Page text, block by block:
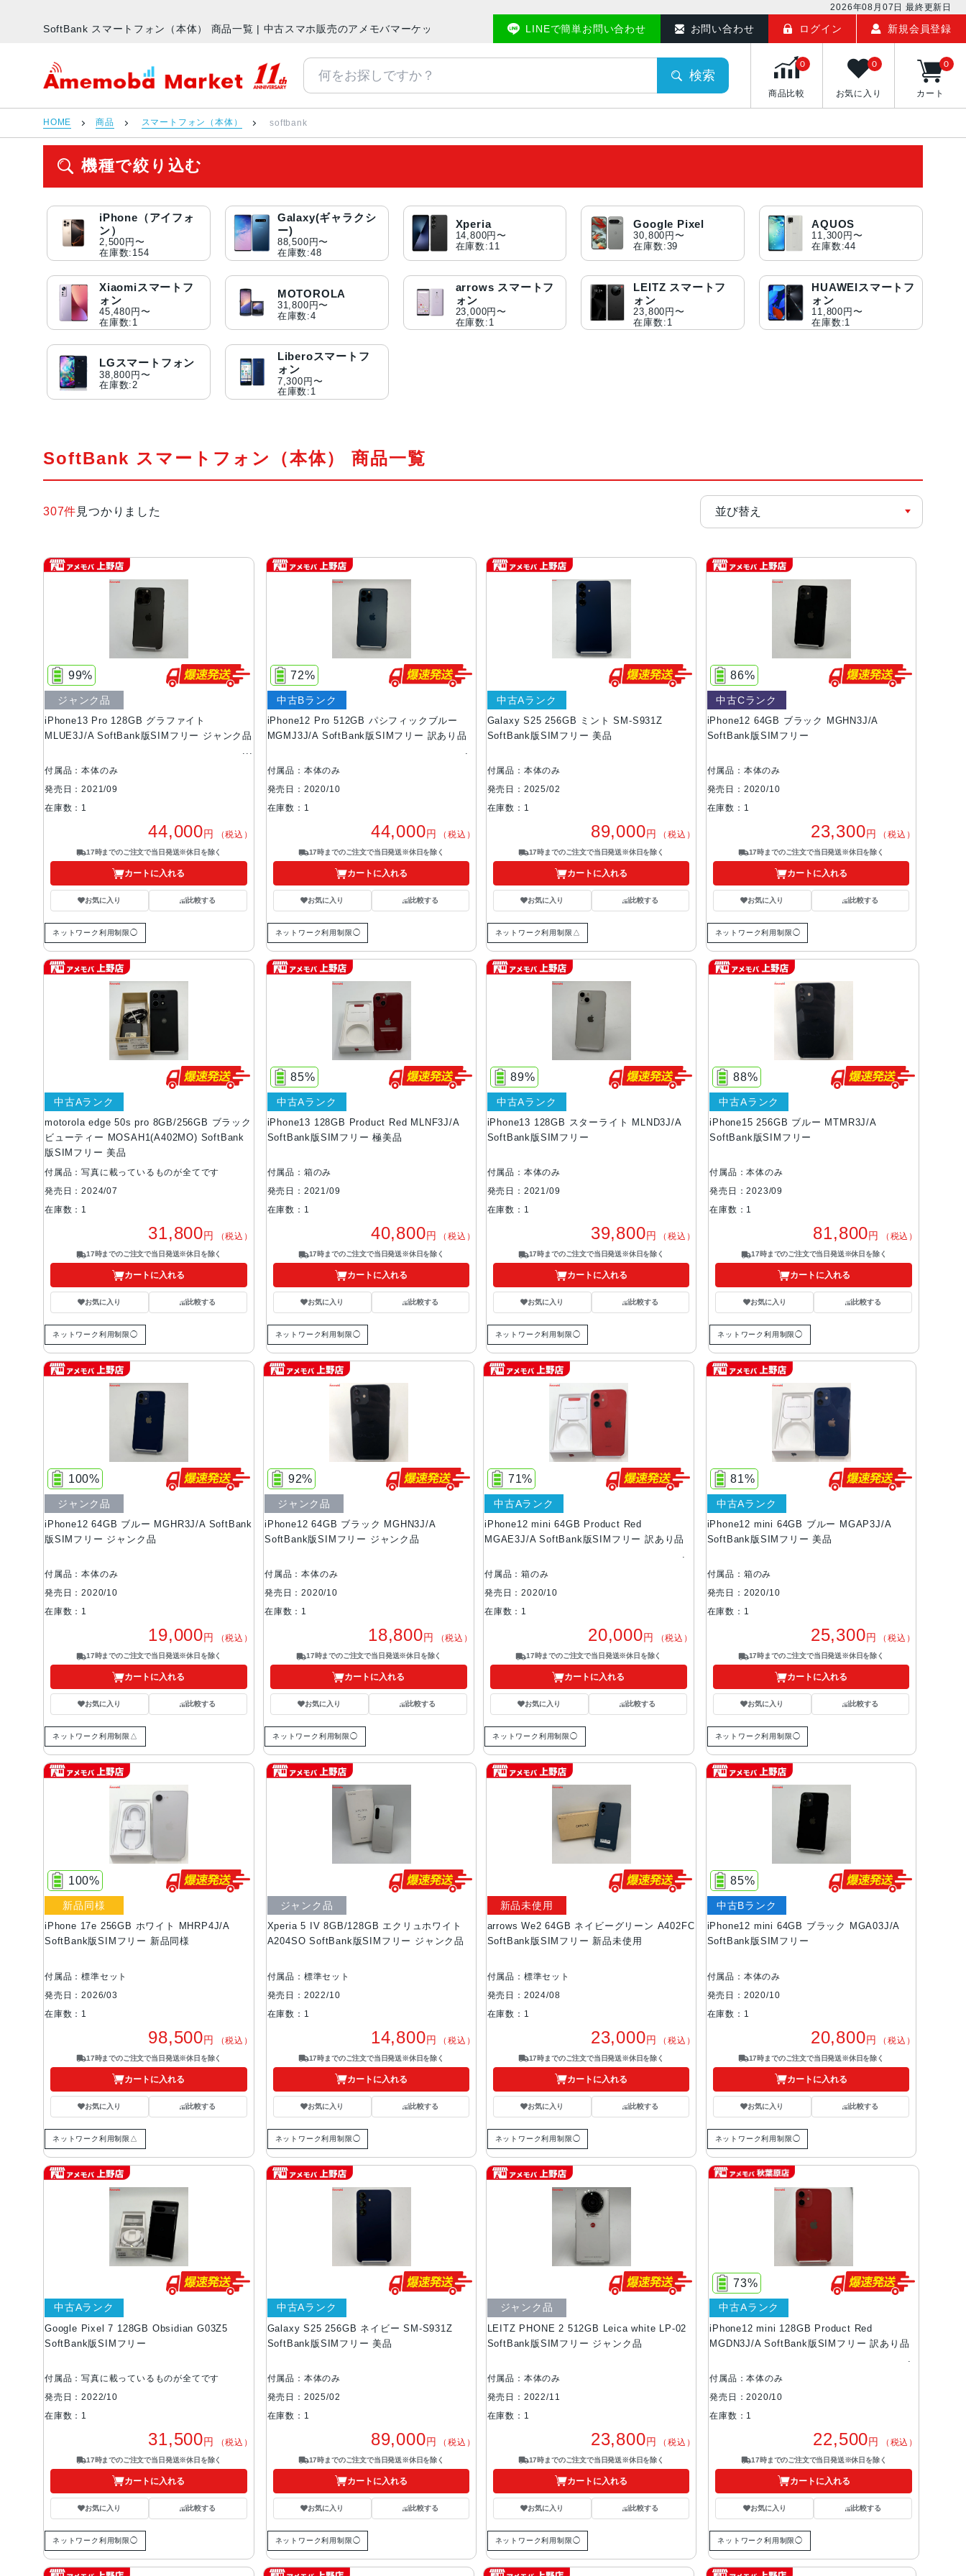
2026年08月07日 最終更新日
SoftBank スマートフォン（本体） 商品一覧 | 中古スマホ販売のアメモバマーケット LINEで簡単お問い合わせ お問い合わせ ログイン 新規会員登録
アメモバマーケット
検索
商品比較
0
お気に入り
0
カート
0
HOME 商品 スマートフォン（本体） softbank
機種で絞り込む
iPhone（アイフォ
ン）
2,500円〜
在庫数:154
Galaxy(ギャラクシ
ー)
88,500円〜
在庫数:48
Xperia
14,800円〜
在庫数:11
Google Pixel
30,800円〜
在庫数:39
AQUOS
11,300円〜
在庫数:44
Xiaomiスマートフ
ォン
45,480円〜
在庫数:1
MOTOROLA
31,800円〜
在庫数:4
arrows スマートフ
ォン
23,000円〜
在庫数:1
LEITZ スマートフ
ォン
23,800円〜
在庫数:1
HUAWEIスマートフ
ォン
11,800円〜
在庫数:1
LGスマートフォン
38,800円〜
在庫数:2
Liberoスマートフ
ォン
7,300円〜
在庫数:1
SoftBank スマートフォン（本体） 商品一覧
307件 見つかりました
iPhone13 Pro 128GB グラファイト
MLUE3J/A SoftBank版SIMフリー ジャンク品
99%
ジャンク品
付属品：本体のみ
発売日：2021/09
在庫数：1
44,000円 （税込）
17時までのご注文で当日発送※休日を除く
カートに入れる
お気に入り 比較する
ネットワーク利用制限◯
iPhone12 Pro 512GB パシフィックブルー
MGMJ3J/A SoftBank版SIMフリー 訳あり品
72%
中古Bランク
付属品：本体のみ
発売日：2020/10
在庫数：1
44,000円 （税込）
17時までのご注文で当日発送※休日を除く
カートに入れる
お気に入り 比較する
ネットワーク利用制限◯
Galaxy S25 256GB ミント SM-S931Z
SoftBank版SIMフリー 美品
中古Aランク
付属品：本体のみ
発売日：2025/02
在庫数：1
89,000円 （税込）
17時までのご注文で当日発送※休日を除く
カートに入れる
お気に入り 比較する
ネットワーク利用制限△
iPhone12 64GB ブラック MGHN3J/A
SoftBank版SIMフリー
86%
中古Cランク
付属品：本体のみ
発売日：2020/10
在庫数：1
23,300円 （税込）
17時までのご注文で当日発送※休日を除く
カートに入れる
お気に入り 比較する
ネットワーク利用制限◯
motorola edge 50s pro 8GB/256GB ブラック
ビューティー MOSAH1(A402MO) SoftBank
版SIMフリー 美品
中古Aランク
付属品：写真に載っているものが全てです
発売日：2024/07
在庫数：1
31,800円 （税込）
17時までのご注文で当日発送※休日を除く
カートに入れる
お気に入り 比較する
ネットワーク利用制限◯
iPhone13 128GB Product Red MLNF3J/A
SoftBank版SIMフリー 極美品
85%
中古Aランク
付属品：箱のみ
発売日：2021/09
在庫数：1
40,800円 （税込）
17時までのご注文で当日発送※休日を除く
カートに入れる
お気に入り 比較する
ネットワーク利用制限◯
iPhone13 128GB スターライト MLND3J/A
SoftBank版SIMフリー
89%
中古Aランク
付属品：本体のみ
発売日：2021/09
在庫数：1
39,800円 （税込）
17時までのご注文で当日発送※休日を除く
カートに入れる
お気に入り 比較する
ネットワーク利用制限◯
iPhone15 256GB ブルー MTMR3J/A
SoftBank版SIMフリー
88%
中古Aランク
付属品：本体のみ
発売日：2023/09
在庫数：1
81,800円 （税込）
17時までのご注文で当日発送※休日を除く
カートに入れる
お気に入り 比較する
ネットワーク利用制限◯
iPhone12 64GB ブルー MGHR3J/A SoftBank
版SIMフリー ジャンク品
100%
ジャンク品
付属品：本体のみ
発売日：2020/10
在庫数：1
19,000円 （税込）
17時までのご注文で当日発送※休日を除く
カートに入れる
お気に入り 比較する
ネットワーク利用制限△
iPhone12 64GB ブラック MGHN3J/A
SoftBank版SIMフリー ジャンク品
92%
ジャンク品
付属品：本体のみ
発売日：2020/10
在庫数：1
18,800円 （税込）
17時までのご注文で当日発送※休日を除く
カートに入れる
お気に入り 比較する
ネットワーク利用制限◯
iPhone12 mini 64GB Product Red
MGAE3J/A SoftBank版SIMフリー 訳あり品
71%
中古Aランク
付属品：箱のみ
発売日：2020/10
在庫数：1
20,000円 （税込）
17時までのご注文で当日発送※休日を除く
カートに入れる
お気に入り 比較する
ネットワーク利用制限◯
iPhone12 mini 64GB ブルー MGAP3J/A
SoftBank版SIMフリー 美品
81%
中古Aランク
付属品：箱のみ
発売日：2020/10
在庫数：1
25,300円 （税込）
17時までのご注文で当日発送※休日を除く
カートに入れる
お気に入り 比較する
ネットワーク利用制限◯
iPhone 17e 256GB ホワイト MHRP4J/A
SoftBank版SIMフリー 新品同様
100%
新品同様
付属品：標準セット
発売日：2026/03
在庫数：1
98,500円 （税込）
17時までのご注文で当日発送※休日を除く
カートに入れる
お気に入り 比較する
ネットワーク利用制限△
Xperia 5 IV 8GB/128GB エクリュホワイト
A204SO SoftBank版SIMフリー ジャンク品
ジャンク品
付属品：標準セット
発売日：2022/10
在庫数：1
14,800円 （税込）
17時までのご注文で当日発送※休日を除く
カートに入れる
お気に入り 比較する
ネットワーク利用制限◯
arrows We2 64GB ネイビーグリーン A402FC
SoftBank版SIMフリー 新品未使用
新品未使用
付属品：標準セット
発売日：2024/08
在庫数：1
23,000円 （税込）
17時までのご注文で当日発送※休日を除く
カートに入れる
お気に入り 比較する
ネットワーク利用制限◯
iPhone12 mini 64GB ブラック MGA03J/A
SoftBank版SIMフリー
85%
中古Bランク
付属品：本体のみ
発売日：2020/10
在庫数：1
20,800円 （税込）
17時までのご注文で当日発送※休日を除く
カートに入れる
お気に入り 比較する
ネットワーク利用制限◯
Google Pixel 7 128GB Obsidian G03Z5
SoftBank版SIMフリー
中古Aランク
付属品：写真に載っているものが全てです
発売日：2022/10
在庫数：1
31,500円 （税込）
17時までのご注文で当日発送※休日を除く
カートに入れる
お気に入り 比較する
ネットワーク利用制限◯
Galaxy S25 256GB ネイビー SM-S931Z
SoftBank版SIMフリー 美品
中古Aランク
付属品：本体のみ
発売日：2025/02
在庫数：1
89,000円 （税込）
17時までのご注文で当日発送※休日を除く
カートに入れる
お気に入り 比較する
ネットワーク利用制限◯
LEITZ PHONE 2 512GB Leica white LP-02
SoftBank版SIMフリー ジャンク品
ジャンク品
付属品：本体のみ
発売日：2022/11
在庫数：1
23,800円 （税込）
17時までのご注文で当日発送※休日を除く
カートに入れる
お気に入り 比較する
ネットワーク利用制限◯
iPhone12 mini 128GB Product Red
MGDN3J/A SoftBank版SIMフリー 訳あり品
73%
中古Aランク
付属品：本体のみ
発売日：2020/10
在庫数：1
22,500円 （税込）
17時までのご注文で当日発送※休日を除く
カートに入れる
お気に入り 比較する
ネットワーク利用制限◯